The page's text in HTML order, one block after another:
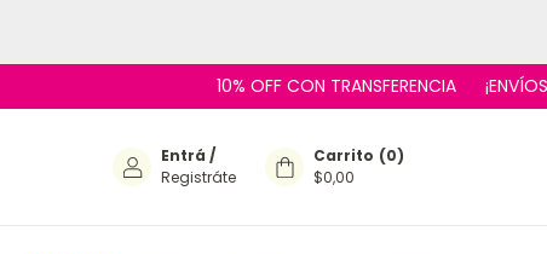
10% OFF CON TRANSFERENCIA ¡ENVÍOS EN
Entrá /
Registráte
Carrito (0)
$0,00